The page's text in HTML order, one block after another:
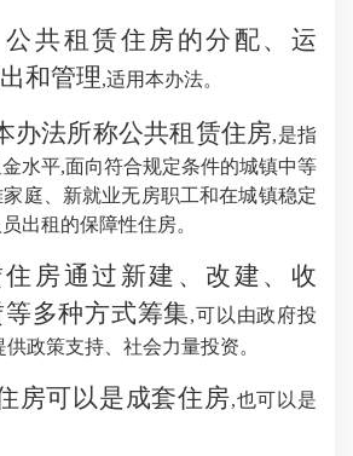
共租赁住房的分配、运
和管理,适用本办法。
法所称公共租赁住房,是指
水平,面向符合规定条件的城镇中等
庭、新就业无房职工和在城镇稳定
出租的保障性住房。
房通过新建、改建、收
多种方式筹集,可以由政府投
政策支持、社会力量投资。
房可以是成套住房,也可以是